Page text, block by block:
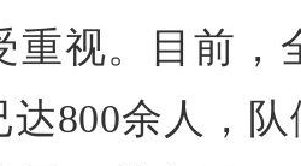
重视。目前，
达800余人，